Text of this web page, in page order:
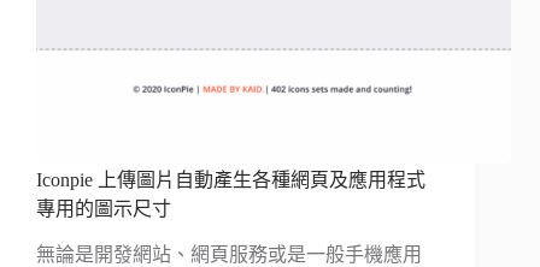
Iconpie 上傳圖片自動產生各種網頁及應用程式
專用的圖示尺寸
無論是開發網站、網頁服務或是一般手機應用